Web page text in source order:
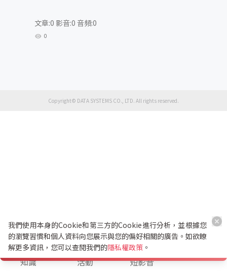
文章:0 影音:0 音頻:0
0
Copyright© DATA SYSTEMS CO., LTD. All rights reserved.
知識 活動 短影音
K幣兌換
我們使用本身的Cookie和第三方的Cookie進行分析，並根據您
的瀏覽習慣和個人資料向您展示與您的偏好相關的廣告。如欲瞭
解更多資訊，您可以查閱我們的隱私權政策 。